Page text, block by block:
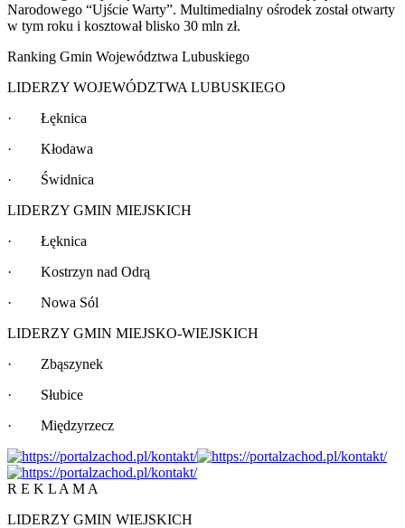
Narodowego “Ujście Warty”. Multimedialny ośrodek został otwarty
w tym roku i kosztował blisko 30 mln zł.
Ranking Gmin Województwa Lubuskiego
LIDERZY WOJEWÓDZTWA LUBUSKIEGO
· Łęknica
· Kłodawa
· Świdnica
LIDERZY GMIN MIEJSKICH
· Łęknica
· Kostrzyn nad Odrą
· Nowa Sól
LIDERZY GMIN MIEJSKO-WIEJSKICH
· Zbąszynek
· Słubice
· Międzyrzecz
R E K L A M A
LIDERZY GMIN WIEJSKICH